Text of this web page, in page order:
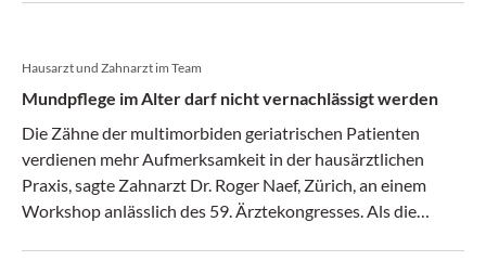
Hausarzt und Zahnarzt im Team
Mundpflege im Alter darf nicht vernachlässigt werden
Die Zähne der multimorbiden geriatrischen Patienten
verdienen mehr Aufmerksamkeit in der hausärztlichen
Praxis, sagte Zahnarzt Dr. Roger Naef, Zürich, an einem
Workshop anlässlich des 59. Ärztekongresses. Als die